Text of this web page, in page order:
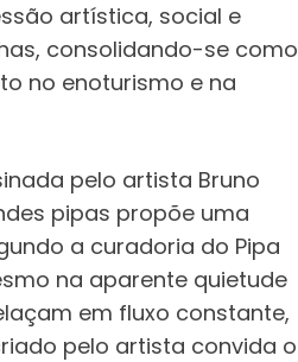
artística, social e
consolidando-se como
no enoturismo e na
pelo artista Bruno
pipas propõe uma
a curadoria do Pipa
na aparente quietude
em fluxo constante,
pelo artista convida o